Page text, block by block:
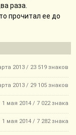
раза.
прочитал ее до
2013 / 23 519 знаков
2013 / 29 105 знаков
1 мая 2014 / 7 022 знака
1 мая 2014 / 7 282 знака